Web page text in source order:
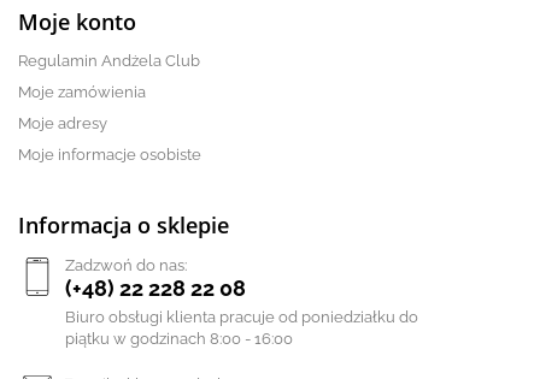
Moje konto
Regulamin Andżela Club
Moje zamówienia
Moje adresy
Moje informacje osobiste
Informacja o sklepie
Zadzwoń do nas:
(+48) 22 228 22 08
Biuro obsługi klienta pracuje od poniedziałku do
piątku w godzinach 8:00 - 16:00